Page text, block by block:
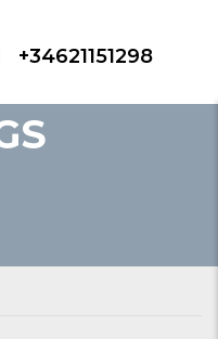
+34621151298